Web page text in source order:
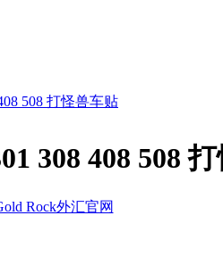
508 打怪兽车贴
308 408 508
Rock外汇官网